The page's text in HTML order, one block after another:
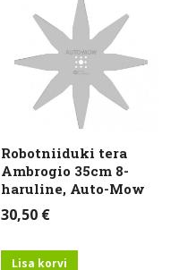
Robotniiduki tera
Ambrogio 35cm 8-
haruline, Auto-Mow
30,50 €
Lisa korvi